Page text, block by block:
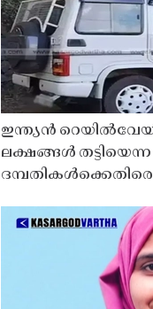
ഇന്ത്യൻ
ലക്ഷങ്ങൾ തട്ടിയെന്ന